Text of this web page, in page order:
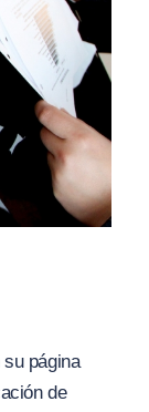
página
de